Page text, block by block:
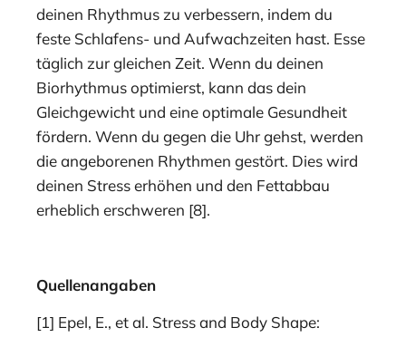
deinen Rhythmus zu verbessern, indem du
feste Schlafens- und Aufwachzeiten hast. Esse
täglich zur gleichen Zeit. Wenn du deinen
Biorhythmus optimierst, kann das dein
Gleichgewicht und eine optimale Gesundheit
fördern. Wenn du gegen die Uhr gehst, werden
die angeborenen Rhythmen gestört. Dies wird
deinen Stress erhöhen und den Fettabbau
erheblich erschweren [8].
Quellenangaben
[1] Epel, E., et al. Stress and Body Shape: